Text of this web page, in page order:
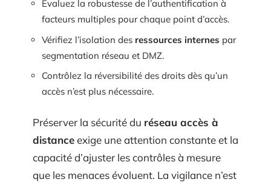
Évaluez la robustesse de l’authentification à
facteurs multiples pour chaque point d’accès.
Vérifiez l’isolation des ressources internes par
segmentation réseau et DMZ.
Contrôlez la réversibilité des droits dès qu’un
accès n’est plus nécessaire.
Préserver la sécurité du réseau accès à
distanceexige une attention constante et la
capacité d’ajuster les contrôles à mesure
que les menaces évoluent. La vigilance n’est